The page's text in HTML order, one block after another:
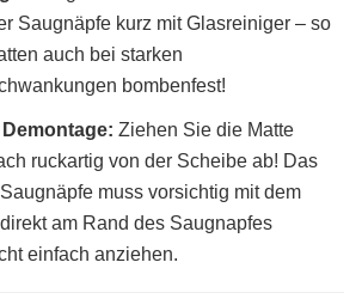
Saugnäpfe kurz mit Glasreiniger – so
auch bei starken
bombenfest!
Ziehen Sie die Matte
ruckartig von der Scheibe ab! Das
muss vorsichtig mit dem
am Rand des Saugnapfes
einfach anziehen.